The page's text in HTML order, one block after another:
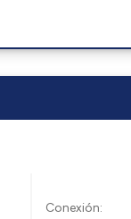
Conexión: